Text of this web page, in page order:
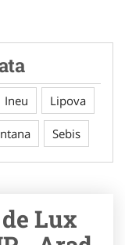
Ineu Lipova
Sebis
Lux